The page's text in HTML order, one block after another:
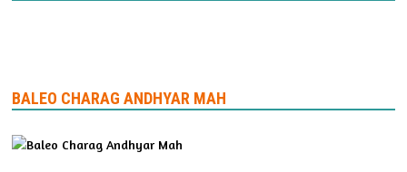
BALEO CHARAG ANDHYAR MAH